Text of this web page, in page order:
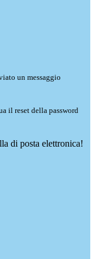
un messaggio
il reset della password
di posta elettronica!